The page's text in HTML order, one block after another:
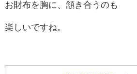
お財布を胸に、頷き合うのも
楽しいですね。